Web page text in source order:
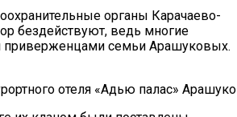
органы Карачаево-
бездействуют, ведь многие
приверженцами семьи Арашуковых.
отеля «Адью палас»